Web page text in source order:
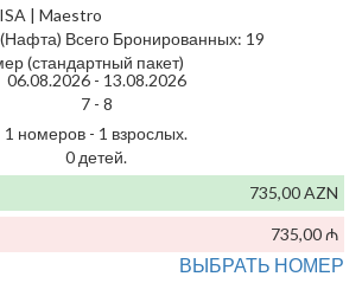
Всего Бронированных: 19
(стандартный пакет)
06.08.2026 - 13.08.2026
7 - 8
1 номеров - 1 взрослых.
0 детей.
735,00 AZN
735,00 ₼
ВЫБРАТЬ НОМЕР